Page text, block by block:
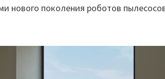
нового поколения роботов